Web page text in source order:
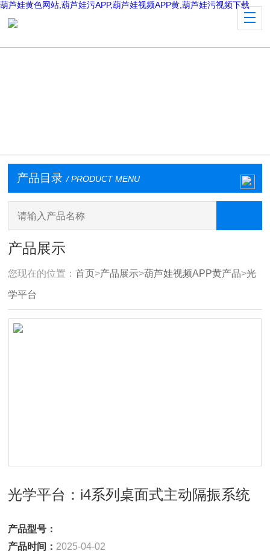
葫芦娃黄色网站,葫芦娃污APP,葫芦娃视频APP黄,葫芦娃污视频下载
产品目录 / PRODUCT MENU
产品展示
您现在的位置：首页>产品展示>葫芦娃视频APP黄产品>光
学平台
光学平台：i4系列桌面式主动隔振系统
产品型号：
产品时间： 2025-04-02